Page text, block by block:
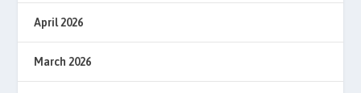
April 2026
March 2026